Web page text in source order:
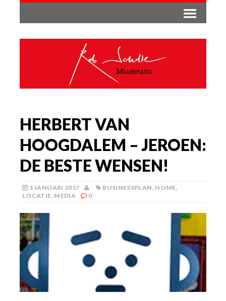
HERBERT VAN
HOOGDALEM – JEROEN:
DE BESTE WENSEN!
1 JANUARI 2017 BUSINESSPLAN, HOME,
LOCATIE, MEDIA 0